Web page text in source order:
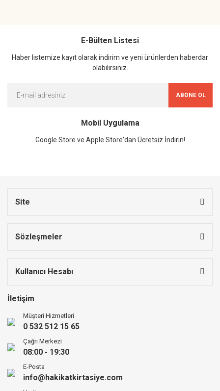
E-Bülten Listesi
Haber listemize kayıt olarak indirim ve yeni ürünlerden haberdar
olabilirsiniz.
ABONE OL
Mobil Uygulama
Google Store ve Apple Store'dan Ücretsiz İndirin!
Site
Sözleşmeler
Kullanıcı Hesabı
İletişim
Müşteri Hizmetleri
0 532 512 15 65
Çağrı Merkezi
08:00 - 19:30
E-Posta
info@hakikatkirtasiye.com